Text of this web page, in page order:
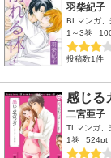
羽柴紀子
BLマンガ
1～3巻
投稿数1件
感じる
二宮亜子
TLマンガ、
1巻
524pt